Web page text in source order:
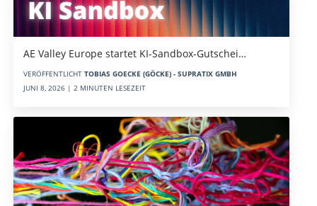
AE Valley Europe startet KI-Sandbox-Gutschei…
VERÖFFENTLICHT TOBIAS GOECKE (GÖCKE) - SUPRATIX GMBH
JUNI 8, 2026 | 2 MINUTEN LESEZEIT